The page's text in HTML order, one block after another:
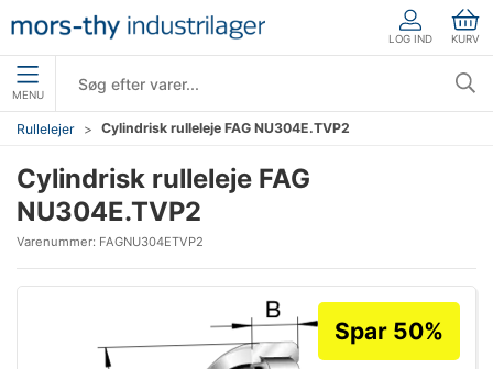
LOG IND KURV
MENU
Rullelejer Cylindrisk rulleleje FAG NU304E.TVP2
Cylindrisk rulleleje FAG
NU304E.TVP2
Varenummer: FAGNU304ETVP2
Spar 50%